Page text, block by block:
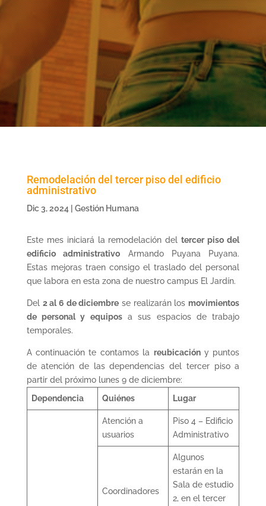
Remodelación del tercer piso del edificio
administrativo
Dic 3, 2024 | Gestión Humana
Este mes iniciará la remodelación deltercer piso del
edificio administrativo Armando Puyana Puyana.
Estas mejoras traen consigo el traslado del personal
que labora en esta zona de nuestro campus El Jardín.
Del 2 al 6 de diciembre se realizarán los movimientos
de personal y equiposa sus espacios de trabajo
temporales.
A continuación te contamos la reubicacióny puntos
de atención de las dependencias del tercer piso a
partir del próximo lunes 9 de diciembre:
Dependencia
Quiénes Lugar
Atención a
usuarios
Piso 4 – Edificio
Administrativo
Coordinadores
Algunos
estarán en la
Sala de estudio
2, en el tercer